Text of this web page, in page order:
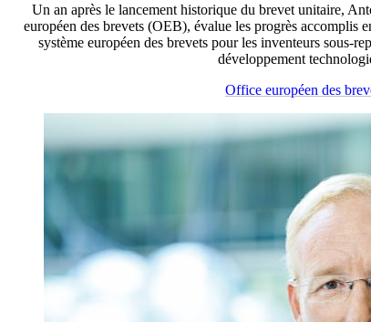
Un an après le lancement historique du brevet unitaire,
européen des brevets (OEB), évalue les progrès accomplis
système européen des brevets pour les inventeurs sous-
développement
Office européen des